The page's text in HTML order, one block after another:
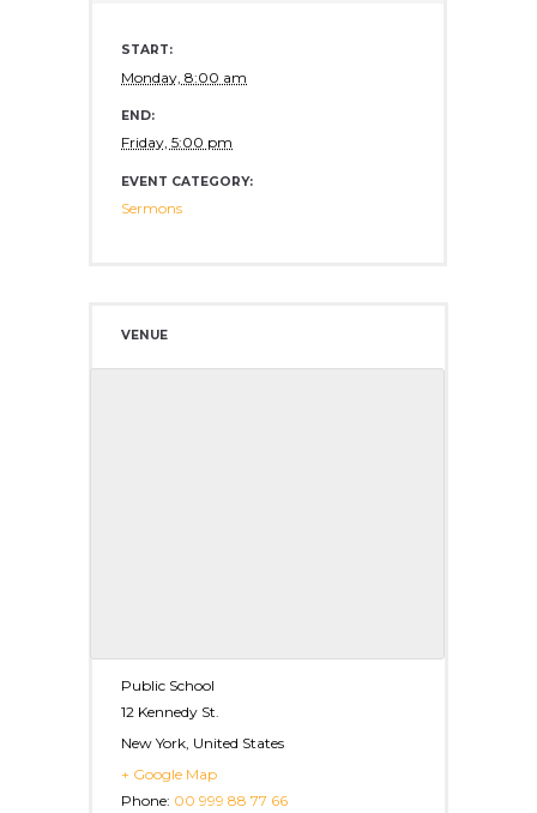
START:
Monday, 8:00 am
END:
Friday, 5:00 pm
EVENT CATEGORY:
Sermons
VENUE
Public School
12 Kennedy St.
New York, United States
+ Google Map
Phone: 00 999 88 77 66